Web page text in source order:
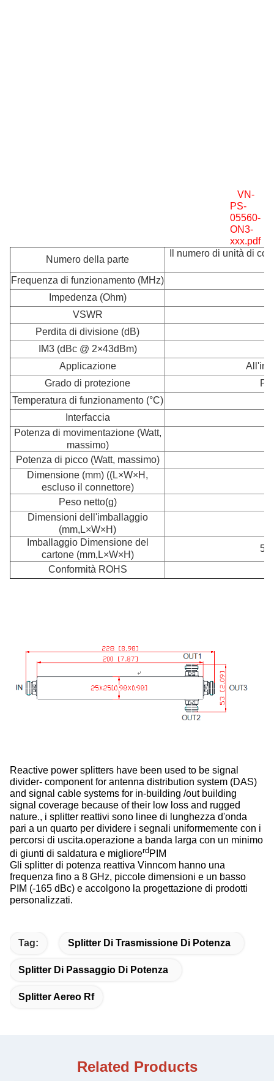
VN-
PS-
05560-
ON3-
xxx.pdf
Numero della parte
Il numero di unità di
Frequenza di funzionamento (MHz)
Impedenza (Ohm)
VSWR
Perdita di divisione (dB)
IM3 (dBc @ 2×43dBm)
Applicazione
Grado di protezione
Temperatura di funzionamento (°C)
Interfaccia
Potenza di movimentazione (Watt,
massimo)
Potenza di picco (Watt, massimo)
Dimensione (mm) ((L×W×H,
escluso il connettore)
Peso netto(g)
Dimensioni dell'imballaggio
(mm,L×W×H)
Imballaggio Dimensione del
cartone (mm,L×W×H)
Conformità ROHS
Reactive power splitters have been used to be signal
divider- component for antenna distribution system (DAS)
and signal cable systems for in-building /out building
signal coverage because of their low loss and rugged
nature., i splitter reattivi sono linee di lunghezza d'onda
pari a un quarto per dividere i segnali uniformemente con i
percorsi di uscita.operazione a banda larga con un minimo
di giunti di saldatura e migliorerd PIM
Gli splitter di potenza reattiva Vinncom hanno una
frequenza fino a 8 GHz, piccole dimensioni e un basso
PIM (-165 dBc) e accolgono la progettazione di prodotti
personalizzati.
Tag: Splitter Di Trasmissione Di Potenza
Splitter Di Passaggio Di Potenza
Splitter Aereo Rf
Related Products